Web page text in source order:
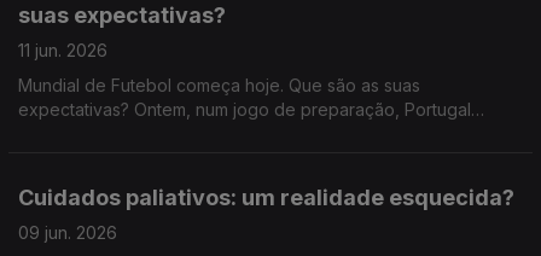
suas expectativas?
11 jun. 2026
Mundial de Futebol começa hoje. Que são as suas
expectativas? Ontem, num jogo de preparação, Portugal
Mundial 2026?
Cuidados paliativos: um realidade esquecida?
09 jun. 2026